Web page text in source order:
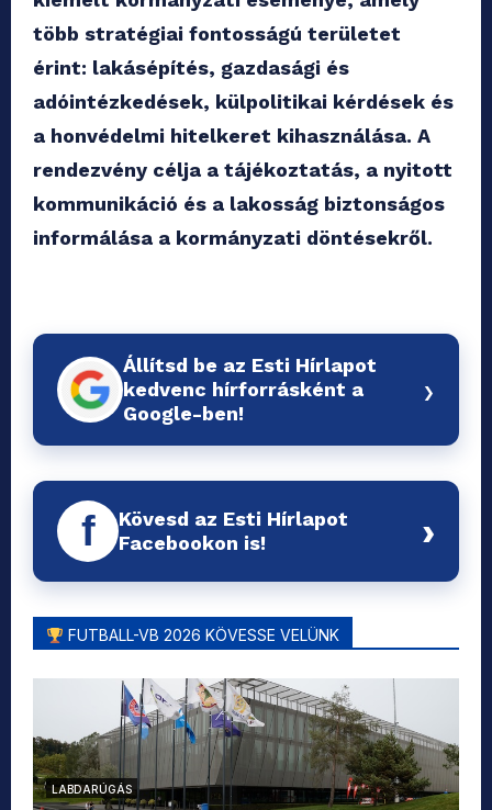
több stratégiai fontosságú területet
érint: lakásépítés, gazdasági és
adóintézkedések, külpolitikai kérdések és
a honvédelmi hitelkeret kihasználása. A
rendezvény célja a tájékoztatás, a nyitott
kommunikáció és a lakosság biztonságos
informálása a kormányzati döntésekről.
Állítsd be az Esti Hírlapot
kedvenc hírforrásként a
Google-ben!
›
f
Kövesd az Esti Hírlapot
Facebookon is!
›
FUTBALL-VB 2026 KÖVESSE VELÜNK
LABDARÚGÁS